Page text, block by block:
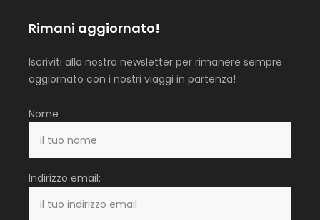
Rimani aggiornato!
Iscriviti alla nostra newsletter per rimanere sempre
aggiornato con i nostri viaggi in partenza!
Nome
Indirizzo email: